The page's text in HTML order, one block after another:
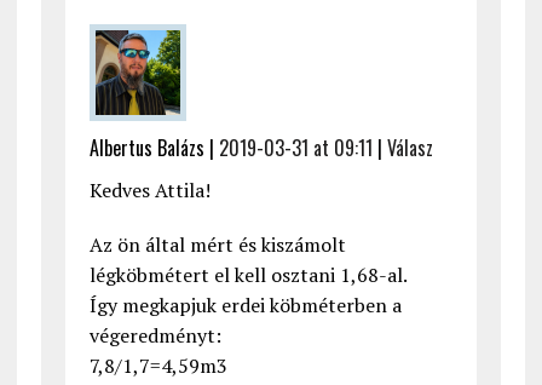
Albertus Balázs | 2019-03-31 at 09:11 | Válasz
Kedves Attila!
Az ön által mért és kiszámolt
légköbmétert el kell osztani 1,68-al.
Így megkapjuk erdei köbméterben a
végeredményt:
7,8/1,7=4,59m3